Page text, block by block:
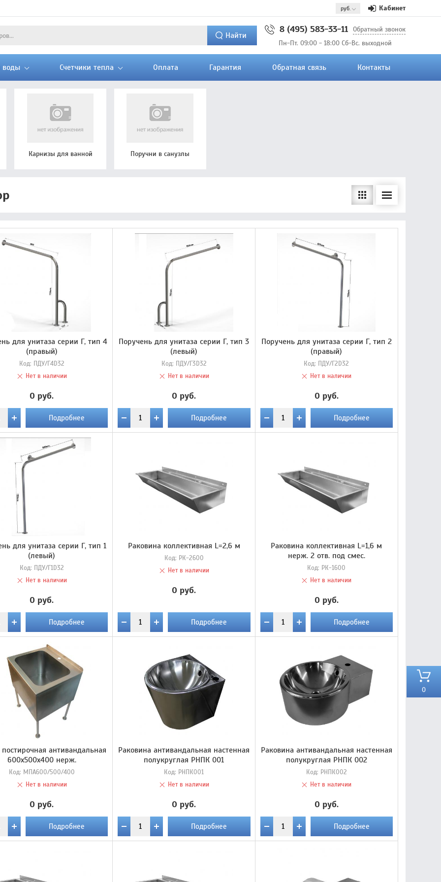
Кабинет
Найти
8 (495) 583-33-11 Обратный звонок
Пн-Пт. 09:00 - 18:00 Сб-Вс. выходной
воды Счетчики тепла Оплата Гарантия Обратная связь Контакты
0
Карнизы для ванной Поручни в санузлы
для унитаза серии Г, тип 4
(правый)
Код: ПДУ/Г4D32
Нет в наличии
0 руб.
Подробнее
Поручень для унитаза серии Г, тип 3
(левый)
Код: ПДУ/Г3D32
Нет в наличии
0 руб.
Подробнее
Поручень для унитаза серии Г, тип 2
(правый)
Код: ПДУ/Г2D32
Нет в наличии
0 руб.
Подробнее
для унитаза серии Г, тип 1
(левый)
Код: ПДУ/Г1D32
Нет в наличии
0 руб.
Подробнее
Раковина коллективная L=2,6 м
Код: РК-2600
Нет в наличии
0 руб.
Подробнее
Раковина коллективная L=1,6 м
нерж. 2 отв. под смес.
Код: РК-1600
Нет в наличии
0 руб.
Подробнее
антивандальная
600х500х400 нерж.
Код: МПА600/500/400
Нет в наличии
0 руб.
Подробнее
Раковина антивандальная настенная
полукруглая РНПК 001
Код: РНПК001
Нет в наличии
0 руб.
Подробнее
Раковина антивандальная настенная
полукруглая РНПК 002
Код: РНПК002
Нет в наличии
0 руб.
Подробнее